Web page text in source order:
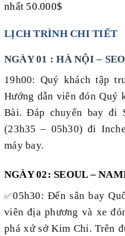
nhất 50.000$
LỊCH TRÌNH CHI TIẾT
NGÀY 01 : HÀ NỘI –
19h00: Quý khách tập
Hướng dẫn viên đón Quý
Bài. Đáp chuyến bay đi
(23h35 – 05h30) đi
máy bay.
NGÀY 02: SEOUL –
✅05h30: Đến sân bay
viên địa phương và xe
phá xứ sở Kim Chi. Trên